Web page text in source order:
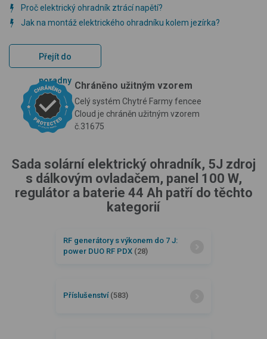
Proč elektrický ohradník ztrácí napětí?
Jak na montáž elektrického ohradníku kolem jezírka?
Přejít do
poradny Chráněno užitným vzorem
Celý systém Chytré Farmy fencee
Cloud je chráněn užitným vzorem
č.31675
Sada solární elektrický ohradník, 5J zdroj
s dálkovým ovladačem, panel 100 W,
regulátor a baterie 44 Ah patří do těchto
kategorií
RF generátory s výkonem do 7 J:
power DUO RF PDX (28)
Příslušenství (583)